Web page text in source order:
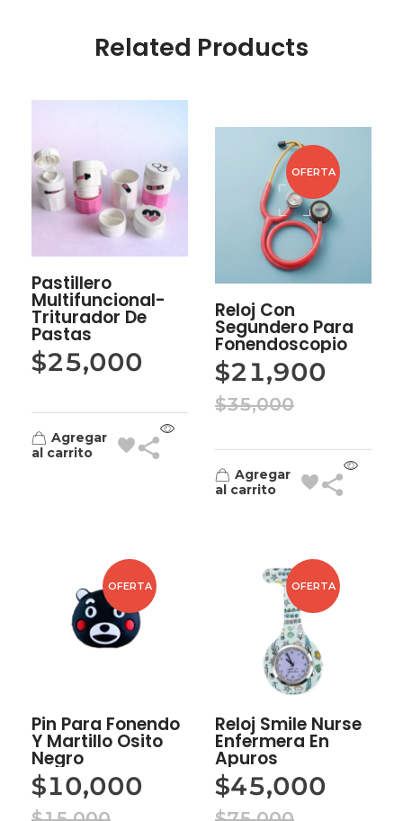
Related Products
Pastillero
Multifuncional-
Triturador De
Pastas
$25,000
Agregar
al carrito
OFERTA
Reloj Con
Segundero Para
Fonendoscopio
$21,900
$35,000
Agregar
al carrito
OFERTA
Pin Para Fonendo
Y Martillo Osito
Negro
$10,000
OFERTA
Reloj Smile Nurse
Enfermera En
Apuros
$45,000